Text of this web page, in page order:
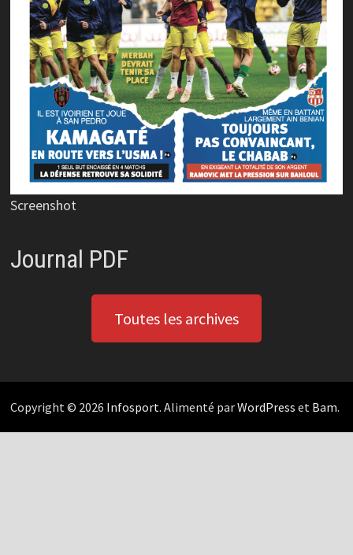
Screenshot
Journal PDF
Toutes les archives
Copyright © 2026 Infosport. Alimenté parWordPress et Bam.